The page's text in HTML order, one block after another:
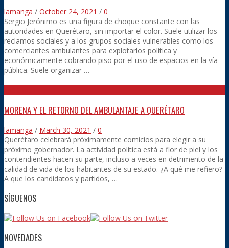
lamanga / October 24, 2021 / 0
Sergio Jerónimo es una figura de choque constante con las
autoridades en Querétaro, sin importar el color. Suele utilizar los
reclamos sociales y a los grupos sociales vulnerables como los
comerciantes ambulantes para explotarlos política y
económicamente cobrando piso por el uso de espacios en la vía
pública. Suele organizar …
MORENA Y EL RETORNO DEL AMBULANTAJE A QUERÉTARO
lamanga / March 30, 2021 / 0
Querétaro celebrará próximamente comicios para elegir a su
próximo gobernador. La actividad política está a flor de piel y los
contendientes hacen su parte, incluso a veces en detrimento de la
calidad de vida de los habitantes de su estado. ¿A qué me refiero?
A que los candidatos y partidos, …
SÍGUENOS
NOVEDADES